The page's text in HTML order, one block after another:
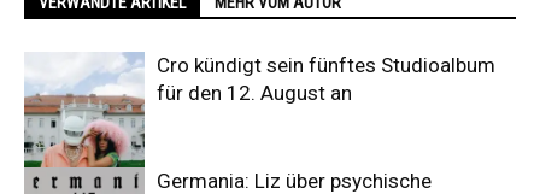
Cro kündigt sein fünftes Studioalbum
für den 12. August an
Germania: Liz über psychische